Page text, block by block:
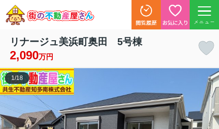
メニュー
リナージュ美浜町奥田 5号棟
2,090万円
1 /18